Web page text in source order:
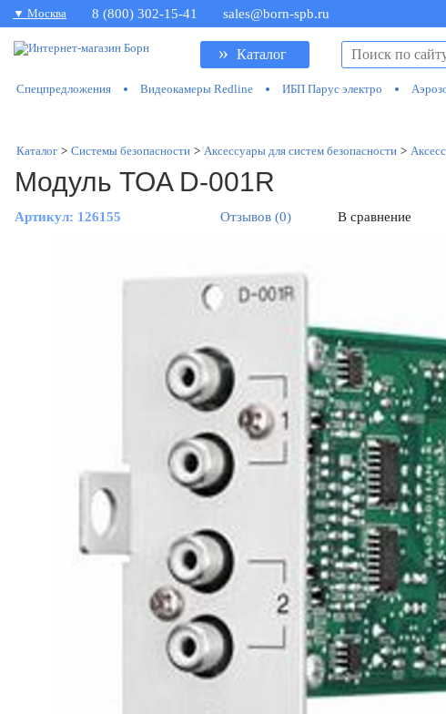
▼ Москва 8 (800) 302-15-41 sales@born-spb.ru
» Каталог
Спецпредложения Видеокамеры Redline ИБП Парус электро
Каталог > Системы безопасности > Аксессуары для систем безопасности >
Модуль TOA D-001R
Артикул: 126155 Отзывов (0) В сравнение